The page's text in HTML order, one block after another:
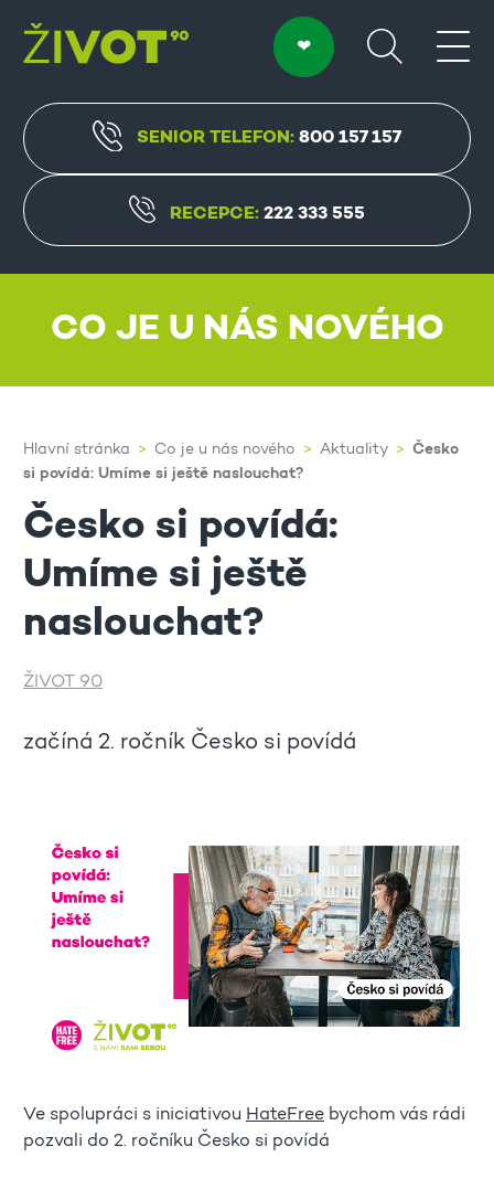
SENIOR TELEFON:800 157 157
RECEPCE:222 333 555
CO JE U NÁS NOVÉHO
Hlavní stránka Co je u nás nového Aktuality
Česko
si povídá: Umíme si ještě naslouchat?
Česko si povídá:
Umíme si ještě
naslouchat?
ŽIVOT 90
začíná 2. ročník Česko si povídá
Ve spolupráci s iniciativou HateFree bychom vás rádi
pozvali do 2. ročníku Česko si povídá